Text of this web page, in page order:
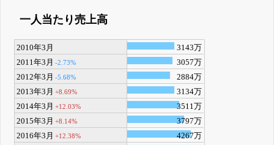
一人当たり売上高
2010年3月
3143万
2011年3月 -2.73%
3057万
2012年3月 -5.68%
2884万
2013年3月 +8.69%
3134万
2014年3月 +12.03%
3511万
2015年3月 +8.14%
3797万
2016年3月 +12.38%
4267万